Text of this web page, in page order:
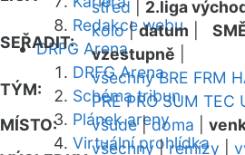
Redakce webu
DRFG Arena
DRFG Arena
Schéma tribun
Plánek areny
Virtuální prohlídka
střed
2.liga
SEŘADIT:
kolo|datum
vzestupně
TÝM:
všechny BRE FRM
PRE PRO SUM TEC
MÍSTO:
všude|doma
všechny|remízy